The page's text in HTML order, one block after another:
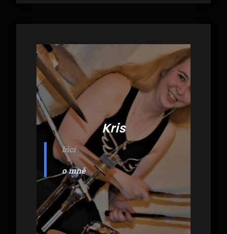
Kris
bicí
o mně